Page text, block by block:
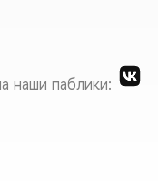
наши паблики: